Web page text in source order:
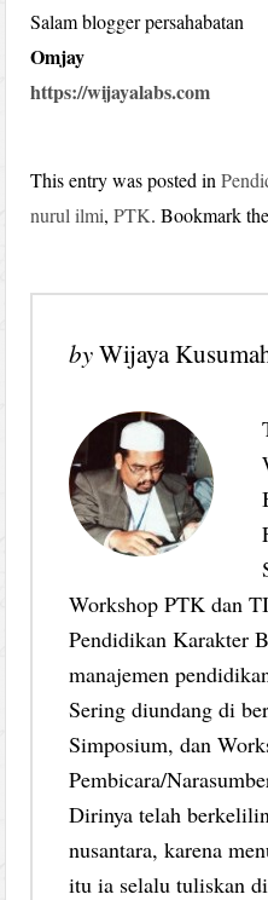
Salam blogger persahabatan
Omjay
https://wijayalabs.com
This entry was posted in
nurul ilmi,PTK. Bookmark
byWijaya
Workshop PTK dan
Pendidikan Karakter
manajemen
Sering diundang di
Simposium, dan
Pembicara/
Dirinya telah
nusantara, karena
itu ia selalu tuliskan di